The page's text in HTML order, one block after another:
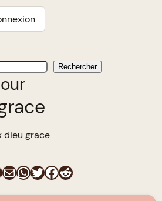
Rechercher
dieu grace
E-mailWhatsApp
Twitter
Facebook
Reddit